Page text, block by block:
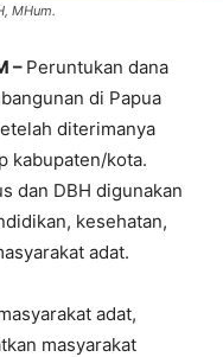
MHum.
– Peruntukan dana
di Papua
diterimanya
kabupaten/kota.
dan DBH digunakan
kesehatan,
adat.
adat,
masyarakat